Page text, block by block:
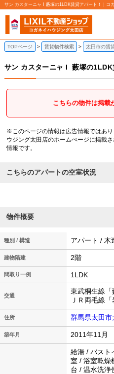
サン カスターニャ I 藪塚の1LDK賃貸アパート！｜コ
TOPページ 賃貸物件検索 太田市の賃
サン カスターニャ I 藪塚の1LDK
こちらの物件は掲載
※このページの情報は広告情報ではあ
ウジング太田店のホームぺージに掲載
情報です。
こちらのアパートの空室状況
物件概要
種別 / 構造 アパート / 木
建物階建 2階
間取り一例 1LDK
交通
東武桐生線
ＪＲ両毛線
住所 群馬県太田市
築年月 2011年11月
給湯 / バスト
室 / 浴室乾燥
台 / 温水洗